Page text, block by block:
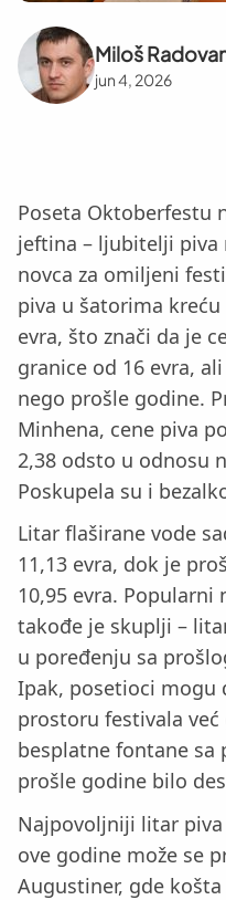
Miloš
jun 4, 2026
Poseta Oktoberfestu
jeftina – ljubitelji piva
novca za omiljeni
piva u šatorima kreću
evra, što znači da je
granice od 16 evra,
nego prošle godine.
Minhena, cene piva
2,38 odsto u odnosu
Poskupela su i
Litar flaširane vode
11,13 evra, dok je
10,95 evra. Popularni
takođe je skuplji –
u poređenju sa
Ipak, posetioci mogu
prostoru festivala
besplatne fontane
prošle godine bilo
Najpovoljniji litar
ove godine može se
Augustiner, gde